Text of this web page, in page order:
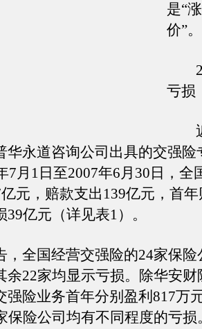
是“
价”。
24
亏损
近
华永道咨询公司出具的交强险
7月1日至2007年6月30日，全
元，赔款支出139亿元，首
亿元（详见表1）。
全国经营交强险的24家保险
余22家均显示亏损。除华安财
强险业务首年分别盈利817万
保险公司均有不同程度的亏